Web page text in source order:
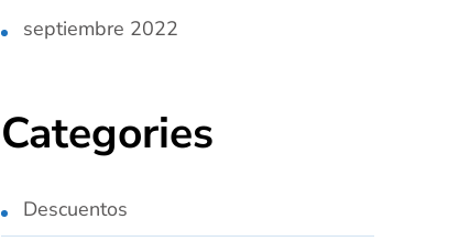
septiembre 2022
Categories
Descuentos